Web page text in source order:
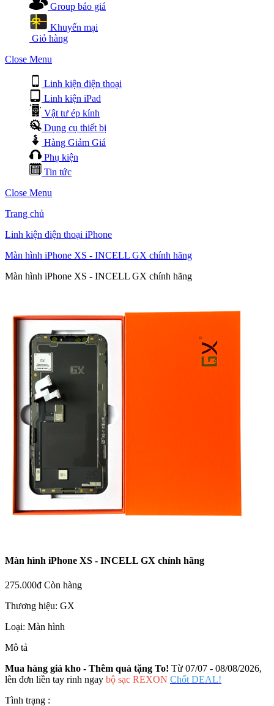
Group báo giá
Khuyến mại
Giỏ hàng
Close Menu
Linh kiện điện thoại
Linh kiện iPad
Vật tư ép kính
Dụng cụ thiết bị
Hàng Giảm Giá
Phụ kiện
Tin tức
Close Menu
Trang chủ
Linh kiện điện thoại iPhone
Màn hình iPhone XS - INCELL GX chính hãng
Màn hình iPhone XS - INCELL GX chính hãng
Màn hình iPhone XS - INCELL GX chính hãng
275.000đ Còn hàng
Thương hiệu: GX
Loại: Màn hình
Mô tả
Mua hàng giá kho - Thêm quà tặng To! Từ 07/07 - 08/08/2026,
lên đơn liền tay rinh ngay bộ sạc REXON Chốt DEAL!
Tình trạng :